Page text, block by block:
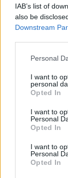
IAB’s list of
also be
Downstream
Please note
not limited to
grant or deny
use your data
consent section.
Personal
I want to
personal
Opted In
I want to
Personal
Opted In
I want to
Personal
Opted In
KANÁRI-